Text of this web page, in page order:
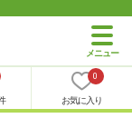
0
お気に入り